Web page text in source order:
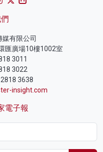
媒有限公司
匯廣場10樓1002室
3011
3022
3638
insight.com
電子報